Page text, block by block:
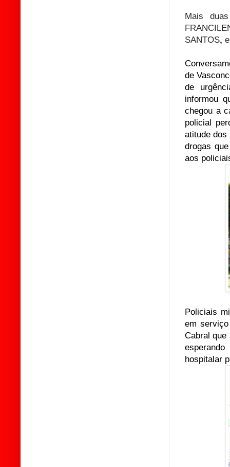
Mais
SANTOS,
de
de
informou
chegou a
policial
atitude dos
drogas
aos
Policiais
em
Cabral que
hospitalar